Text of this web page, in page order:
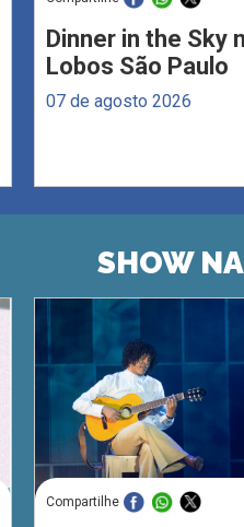
Dinner in the Sky
Lobos São Paulo
07 de agosto 2026
SHOW
Compartilhe